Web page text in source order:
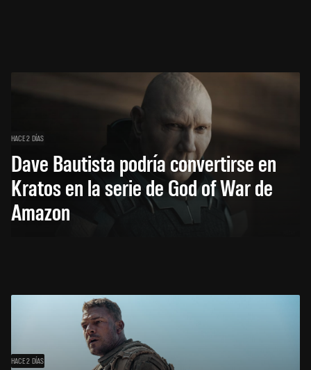
HACE 2 DÍAS
Dave Bautista podría convertirse en
Kratos en la serie de God of War de
Amazon
HACE 2 DÍAS